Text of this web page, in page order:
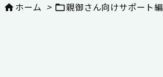
 ホーム > 親御さん向けサポート編